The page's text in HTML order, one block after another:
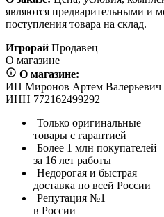
являются предварительными и
поступления товара на склад.
Игрорай Продавец
О магазине
О магазине:
ИП Миронов Артем Валерьевич
ИНН 772162499292
Только оригинальные
товары с гарантией
Более 1 млн покупателей
за 16 лет работы
Недорогая и быстрая
доставка по всей России
Репутация №1
в России